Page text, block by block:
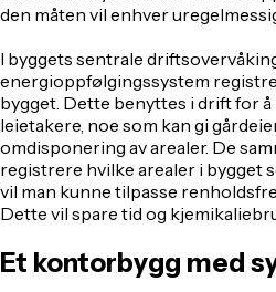
den måten vil enhver
I byggets sentrale
energioppfølgingssystem
bygget. Dette benyttes i drift for
leietakere, noe som kan gi
omdisponering av arealer. De
registrere hvilke arealer i bygget
vil man kunne tilpasse
Dette vil spare tid og
Et kontorbygg med